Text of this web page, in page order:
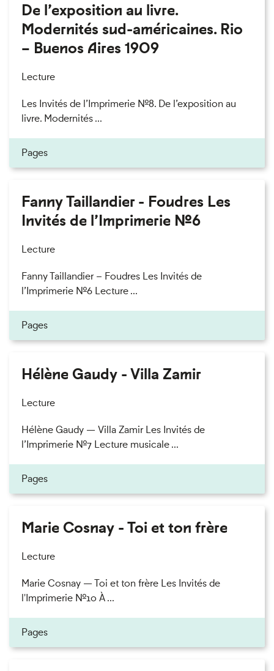
De l’exposition au livre.
Modernités sud-américaines. Rio
– Buenos Aires 1909
Lecture
Les Invités de l’Imprimerie n°8. De l’exposition au
livre. Modernités ...
Pages
Fanny Taillandier - Foudres Les
Invités de l’Imprimerie n°6
Lecture
Fanny Taillandier – Foudres Les Invités de
l’Imprimerie n°6 Lecture ...
Pages
Hélène Gaudy - Villa Zamir
Lecture
Hélène Gaudy — Villa Zamir Les Invités de
l’Imprimerie n°7 Lecture musicale ...
Pages
Marie Cosnay - Toi et ton frère
Lecture
Marie Cosnay — Toi et ton frère Les Invités de
l'Imprimerie n°10 À ...
Pages